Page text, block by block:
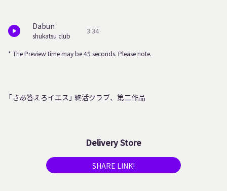
Dabun
shukatsu club
3:34
* The Preview time may be 45 seconds. Please note.
「さあ答えろイエス」 終活クラブ、第二作品
Delivery Store
SHARE LINK!